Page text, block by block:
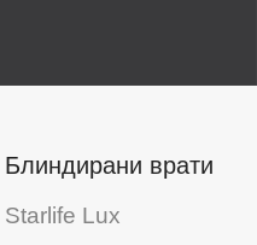
Блиндирани врати
Starlife Lux